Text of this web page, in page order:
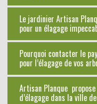
Le jardinier Artisan
pour un élagage
Pourquoi contacter le
pour l’élagage de vos
Artisan Planque
d’élagage dans la ville